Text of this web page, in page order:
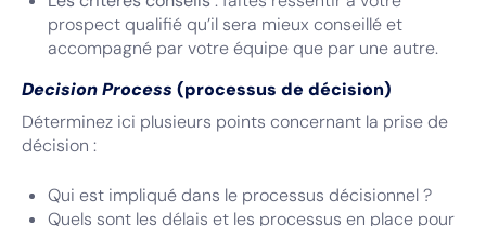
prospect qualifié qu’il sera mieux conseillé et
accompagné par votre équipe que par une autre.
Decision Process (processus de décision)
Déterminez ici plusieurs points concernant la prise de
décision :
Qui est impliqué dans le processus décisionnel ?
Quels sont les délais et les processus en place pour